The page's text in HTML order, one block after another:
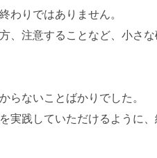
わりではありません。
、注意することなど、小さ
らないことばかりでした。
実践していただけるように